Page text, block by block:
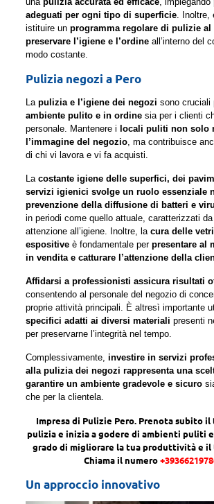
adeguati per ogni tipo di superficie. Inoltre,
istituire un programma regolare di pulizie al
preservare l’igiene e l’ordineall’interno del
modo costante.
Pulizia negozi a Pero
La pulizia e l’igiene dei negozi sono cruciali
ambiente pulito e in ordinesia per i clienti
personale. Mantenere i locali puliti non solo
l’immagine del negozio, ma contribuisce
di chi vi lavora e vi fa acquisti.
La costante igiene delle superfici, dei
servizi igienici svolge un ruolo essenziale
prevenzione della diffusione di batteri e
in periodi come quello attuale, caratterizzati
attenzione all’igiene. Inoltre, la cura delle
espositiveè fondamentale per presentare al
in vendita e catturare l’attenzione della
Affidarsi a professionisti assicura risultati
consentendo al personale del negozio di
proprie attività principali. È altresì importante
specifici adatti ai diversi materiali presenti
per preservarne l’integrità nel tempo.
Complessivamente, investire in servizi
alla pulizia dei negozi rappresenta una
garantire un ambiente gradevole e sicuro
che per la clientela.
Impresa di Pulizie Pero. Prenota subito
pulizia e inizia a godere di ambienti puliti
grado di migliorare la tua produttività e il
Chiama il numero
Un approccio innovativo